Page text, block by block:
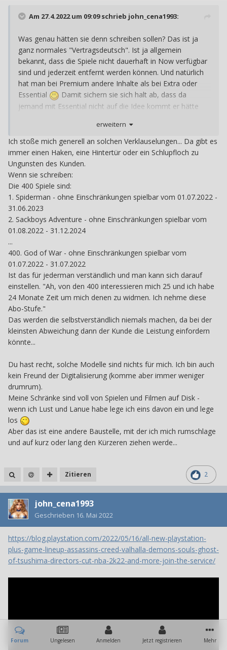
Am 27.4.2022 um 09:09 schrieb john_cena1993:
Was genau hätten sie denn schreiben sollen? Das ist ja
ganz normales "Vertragsdeutsch". Ist ja allgemein
bekannt, dass die Spiele nicht dauerhaft in Now verfügbar
sind und jederzeit entfernt werden können. Und natürlich
hat man bei Premium andere Inhalte als bei Extra oder
Essential
Damit sichern sie sich halt ab, dass da
jemand mit Essential nicht auf die Idee kommt er hätte
ausgeschlossen war. Muss halt irgendwo stehen^^
Aber so wie du schreibst scheint für dich generell Premium
oder Essential aufgrund der Tatsache, dass der Inhalt nicht
dauerhaft verfügbar ist (so wie bei diversen
Streaminganbietern auch) eher nicht das richtige Modell
für dich
Was ja auch ok ist, kann ich absolut
nachvollziehen.
Fand es auch sehr ärgerlich, dass Avengers plötzlich raus
war und ich noch nicht fertig damit war
erweitern
Ich stoße mich generell an solchen Verklauselungen... Da gibt es
immer einen Haken, eine Hintertür oder ein Schlupfloch zu
Ungunsten des Kunden.
Wenn sie schreiben:
Die 400 Spiele sind:
1. Spiderman - ohne Einschränkungen spielbar vom 01.07.2022 -
31.06.2023
2. Sackboys Adventure - ohne Einschränkungen spielbar vom
01.08.2022 - 31.12.2024
...
400. God of War - ohne Einschränkungen spielbar vom
01.07.2022 - 31.07.2022
Ist das für jederman verständlich und man kann sich darauf
einstellen. "Ah, von den 400 interessieren mich 25 und ich habe
24 Monate Zeit um mich denen zu widmen. Ich nehme diese
Abo-Stufe."
Das werden die selbstverständlich niemals machen, da bei der
kleinsten Abweichung dann der Kunde die Leistung einfordern
könnte...
Du hast recht, solche Modelle sind nichts für mich. Ich bin auch
kein Freund der Digitalisierung (komme aber immer weniger
drumrum).
Meine Schränke sind voll von Spielen und Filmen auf Disk -
wenn ich Lust und Lanue habe lege ich eins davon ein und lege
los
Aber das ist eine andere Baustelle, mit der ich mich rumschlage
und auf kurz oder lang den Kürzeren ziehen werde...
2
Zitieren
john_cena1993
Geschrieben 16. Mai 2022
https://blog.playstation.com/2022/05/16/all-new-playstation-
plus-game-lineup-assassins-creed-valhalla-demons-souls-ghost-
of-tsushima-directors-cut-nba-2k22-and-more-join-the-service/
Forum Ungelesen Anmelden Jetzt registrieren Mehr